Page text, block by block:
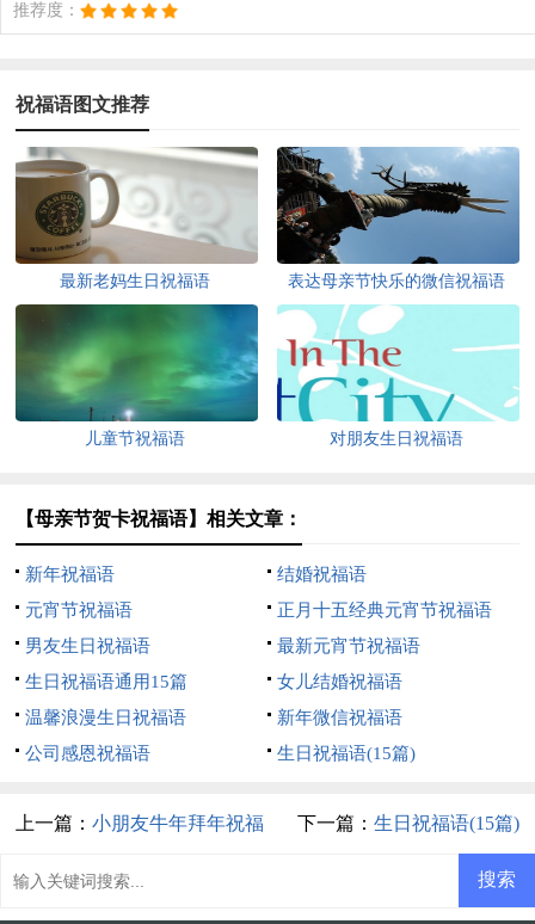
推荐度：
祝福语图文推荐
最新老妈生日祝福语 表达母亲节快乐的微信祝福语
儿童节祝福语 对朋友生日祝福语
【母亲节贺卡祝福语】相关文章：
新年祝福语
结婚祝福语
元宵节祝福语
正月十五经典元宵节祝福语
男友生日祝福语
最新元宵节祝福语
生日祝福语通用15篇
女儿结婚祝福语
温馨浪漫生日祝福语
新年微信祝福语
公司感恩祝福语
生日祝福语(15篇)
上一篇：小朋友牛年拜年祝福
下一篇： 生日祝福语(15篇)